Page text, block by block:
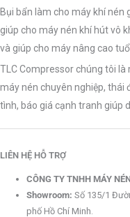
Bụi bẩn làm cho máy khí nén
giúp cho máy nén khí hút vô
và giúp cho máy nâng cao
TLC Compressor chúng tôi
máy nén chuyên nghiệp, thái
tình, báo giá cạnh tranh giúp
LIÊN HỆ HỖ TRỢ
CÔNG TY TNHH MÁY
Showroom: Số 135/1
phố Hồ Chí Minh.